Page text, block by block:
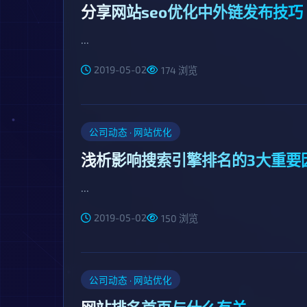
分享网站seo优化中外链发布技巧
...
2019-05-02 174 浏览
公司动态 · 网站优化
浅析影响搜索引擎排名的3大重要
...
2019-05-02 150 浏览
公司动态 · 网站优化